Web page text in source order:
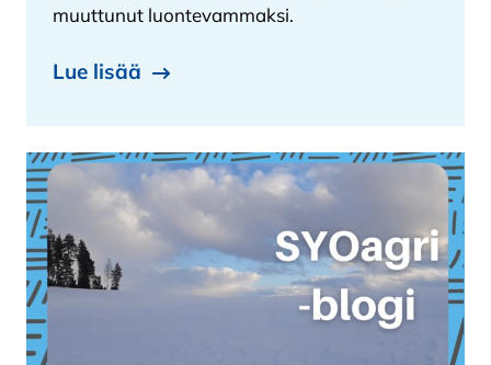
muuttunut luontevammaksi.
Lue lisää